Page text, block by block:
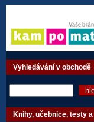
Vyhledávání v obchodě
Knihy, učebnice, testy